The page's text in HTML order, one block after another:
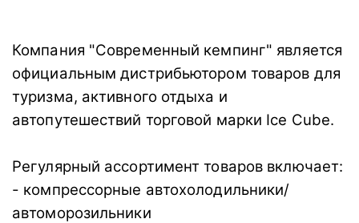
Компания "Современный кемпинг" является
официальным дистрибьютором товаров для
туризма, активного отдыха и
автопутешествий торговой марки Ice Cube.
Регулярный ассортимент товаров включает:
- компрессорные автохолодильники/
автоморозильники